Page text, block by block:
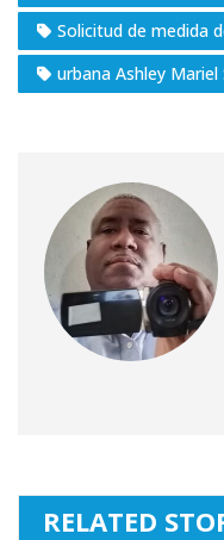
Solicitud de medida
urbana Ashley
RELATED